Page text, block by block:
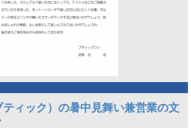
ィック）の暑中見舞い兼営業の文